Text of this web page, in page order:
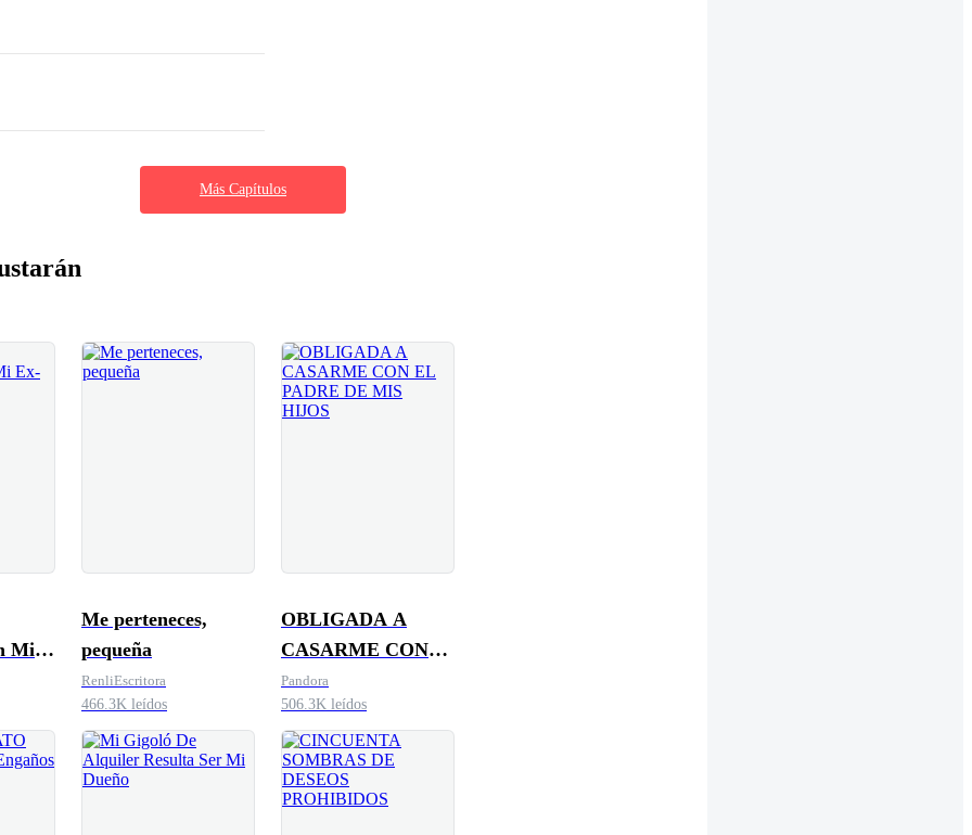
Más Capítulos
Mi
Me perteneces,
pequeña
RenliEscritora
466.3K leídos
OBLIGADA A
CASARME CON
EL PADRE DE MIS
HIJOS
Pandora
506.3K leídos